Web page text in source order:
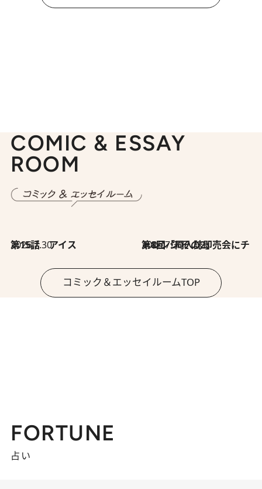
COMIC & ESSAY
ROOM
2026.7.30
第15話 アイス 2026.7.30
第8回「同人誌即売会にチャレンジ その2」
コミック＆エッセイルームTOP
FORTUNE
占い